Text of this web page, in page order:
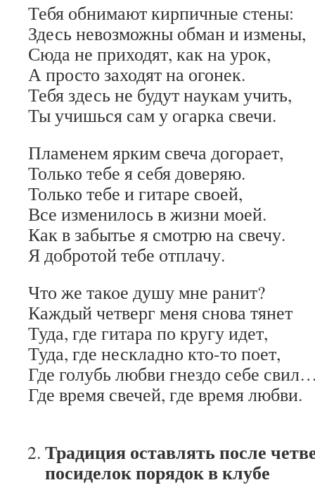
Тебя обнимают кирпичные стены:
Здесь невозможны обман и измены,
Сюда не приходят, как на урок,
А просто заходят на огонек.
Тебя здесь не будут наукам учить,
Ты учишься сам у огарка свечи.
Пламенем ярким свеча догорает,
Только тебе я себя доверяю.
Только тебе и гитаре своей,
Все изменилось в жизни моей.
Как в забытье я смотрю на свечу.
Я добротой тебе отплачу.
Что же такое душу мне ранит?
Каждый четверг меня снова тянет
Туда, где гитара по кругу идет,
Туда, где нескладно кто-то поет,
Где голубь любви гнездо себе
Где время свечей, где время любви.
Традиция оставлять после
посиделок порядок в клубе